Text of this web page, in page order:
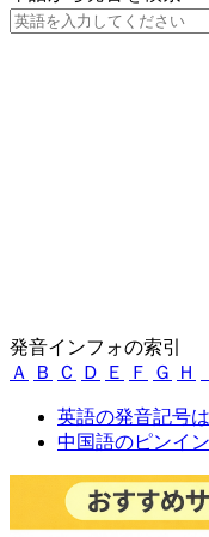
発音インフォの索引
Ａ
Ｂ Ｃ Ｄ Ｅ Ｆ Ｇ Ｈ
英語の発音記号
中国語のピンイ